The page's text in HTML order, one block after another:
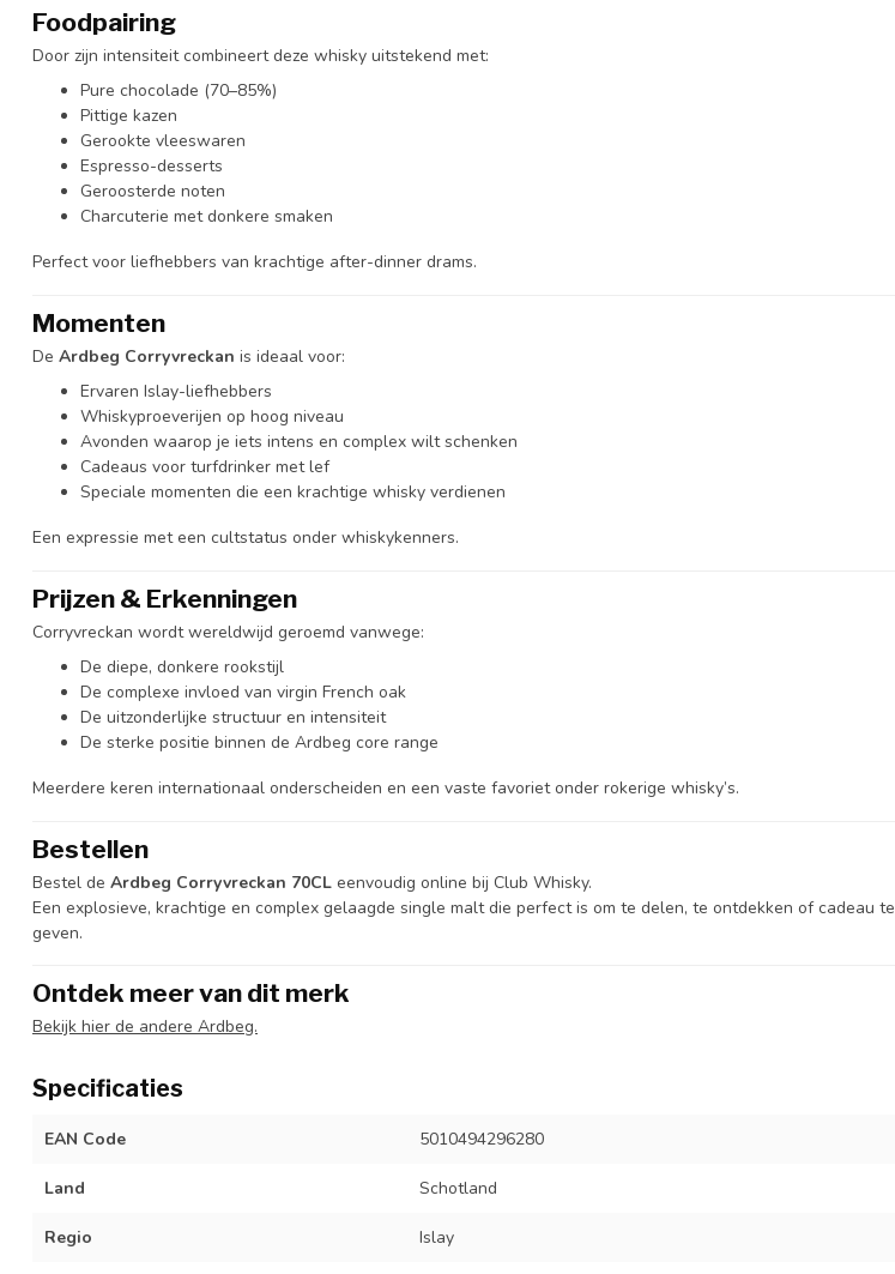
Foodpairing
Door zijn intensiteit combineert deze whisky uitstekend met:
Pure chocolade (70–85%)
Pittige kazen
Gerookte vleeswaren
Espresso-desserts
Geroosterde noten
Charcuterie met donkere smaken
Perfect voor liefhebbers van krachtige after-dinner drams.
Momenten
De Ardbeg Corryvreckan is ideaal voor:
Ervaren Islay-liefhebbers
Whiskyproeverijen op hoog niveau
Avonden waarop je iets intens en complex wilt schenken
Cadeaus voor turfdrinker met lef
Speciale momenten die een krachtige whisky verdienen
Een expressie met een cultstatus onder whiskykenners.
Prijzen & Erkenningen
Corryvreckan wordt wereldwijd geroemd vanwege:
De diepe, donkere rookstijl
De complexe invloed van virgin French oak
De uitzonderlijke structuur en intensiteit
De sterke positie binnen de Ardbeg core range
Meerdere keren internationaal onderscheiden en een vaste favoriet onder rokerige whisky’s.
Bestellen
Bestel de Ardbeg Corryvreckan 70CL eenvoudig online bij Club Whisky.
Een explosieve, krachtige en complex gelaagde single malt die perfect is om te delen, te ontdekken of cadeau te
geven.
Ontdek meer van dit merk
Bekijk hier de andere Ardbeg.
Specificaties
EAN Code 5010494296280
Land Schotland
Regio Islay